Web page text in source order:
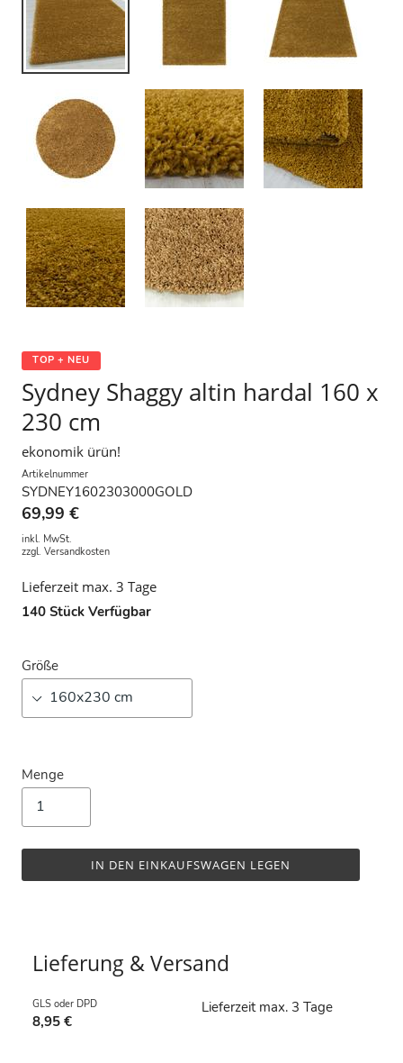
TOP + NEU
Sydney Shaggy altin hardal 160 x
230 cm
ekonomik ürün!
Artikelnummer
SYDNEY1602303000GOLD
69,99 €
inkl. MwSt.
zzgl. Versandkosten
Lieferzeit max. 3 Tage
140 Stück Verfügbar
Größe
Menge
IN DEN EINKAUFSWAGEN LEGEN
Lieferung & Versand
GLS oder DPD
8,95 €
Lieferzeit max. 3 Tage